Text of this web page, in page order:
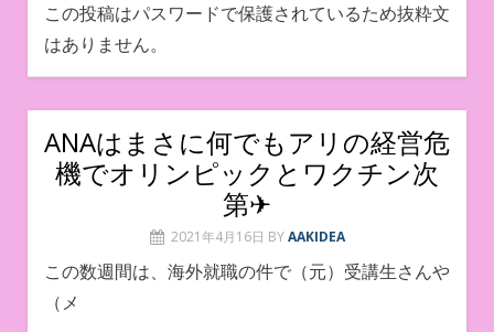
この投稿はパスワードで保護されているため抜粋文
はありません。
ANAはまさに何でもアリの経営危
機でオリンピックとワクチン次
第✈︎
2021年4月16日 BY AAKIDEA
この数週間は、海外就職の件で（元）受講生さんや
（メ